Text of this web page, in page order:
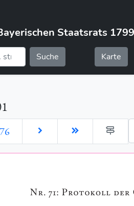
Staatsrats
Suche Karte